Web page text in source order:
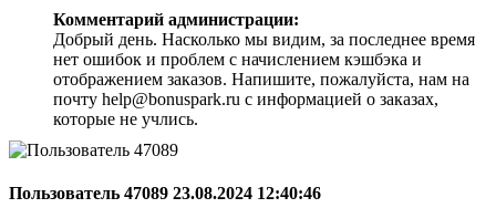
Комментарий администрации:
Добрый день. Насколько мы видим, за последнее время
нет ошибок и проблем с начислением кэшбэка и
отображением заказов. Напишите, пожалуйста, нам на
почту help@bonuspark.ru с информацией о заказах,
которые не учлись.
Пользователь 47089 23.08.2024 12:40:46